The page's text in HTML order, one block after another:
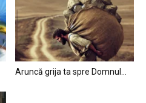
Aruncă grija ta spre Domnul…